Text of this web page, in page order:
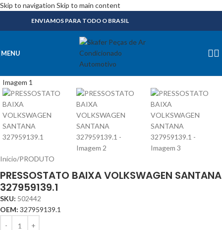
Skip to navigation Skip to main content
ENVIAMOS PARA TODO O BRASIL
MENU
Início/PRODUTO
PRESSOSTATO BAIXA VOLKSWAGEN SANTANA
327959139.1
SKU: 502442
OEM: 327959139.1